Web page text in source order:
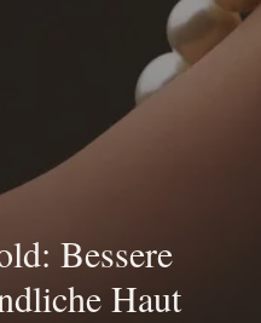
Bessere
Haut